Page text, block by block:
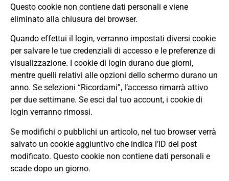
Questo cookie non contiene dati personali e viene
eliminato alla chiusura del browser.
Quando effettui il login, verranno impostati diversi cookie
per salvare le tue credenziali di accesso e le preferenze di
visualizzazione. I cookie di login durano due giorni,
mentre quelli relativi alle opzioni dello schermo durano un
anno. Se selezioni “Ricordami”, l’accesso rimarrà attivo
per due settimane. Se esci dal tuo account, i cookie di
login verranno rimossi.
Se modifichi o pubblichi un articolo, nel tuo browser verrà
salvato un cookie aggiuntivo che indica l’ID del post
modificato. Questo cookie non contiene dati personali e
scade dopo un giorno.